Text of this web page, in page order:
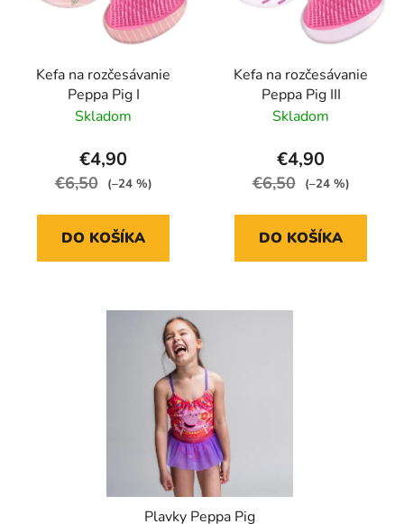
Kefa na rozčesávanie
Peppa Pig I
Skladom
€4,90
€6,50 (–24 %)
DO KOŠÍKA
Kefa na rozčesávanie
Peppa Pig III
Skladom
€4,90
€6,50 (–24 %)
DO KOŠÍKA
Plavky Peppa Pig